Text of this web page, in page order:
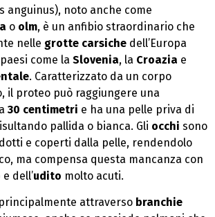
anguinus), noto anche come
o olm, è un anfibio straordinario che
nelle grotte carsiche dell’Europa
come la Slovenia, la Croazia e
. Caratterizzato da un corpo
il proteo può raggiungere una
30 centimetri e ha una pelle priva di
pallida o bianca. Gli occhi sono
e coperti dalla pelle, rendendolo
ma compensa questa mancanza con
e dell’udito molto acuti.
attraverso branchie